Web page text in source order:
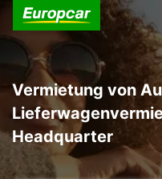
Vermietung von
Headquarter